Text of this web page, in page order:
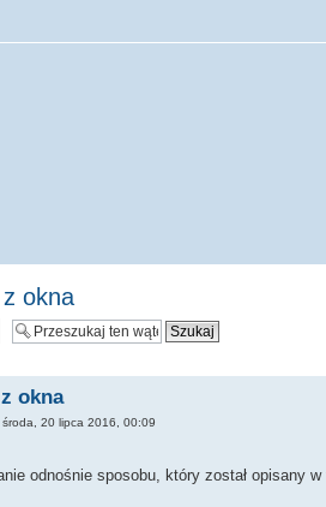
okna
okna
środa, 20 lipca 2016, 00:09
odnośnie sposobu, który został opisany